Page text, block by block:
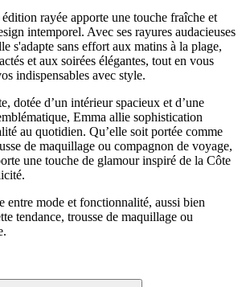
rayée apporte une touche fraîche et
intemporel. Avec ses rayures audacieuses
s'adapte sans effort aux matins à la plage,
et aux soirées élégantes, tout en vous
indispensables avec style.
dotée d’un intérieur spacieux et d’une
Emma allie sophistication
au quotidien. Qu’elle soit portée comme
de maquillage ou compagnon de voyage,
une touche de glamour inspiré de la Côte
entre mode et fonctionnalité, aussi bien
tendance, trousse de maquillage ou